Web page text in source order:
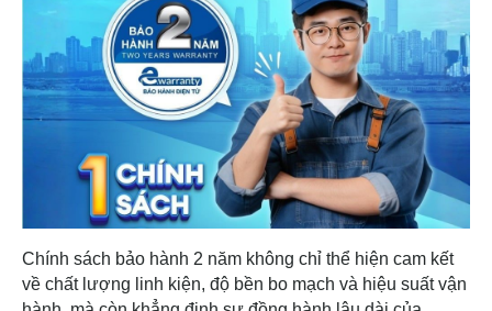
Chính sách bảo hành 2 năm không chỉ thể hiện cam kết
về chất lượng linh kiện, độ bền bo mạch và hiệu suất vận